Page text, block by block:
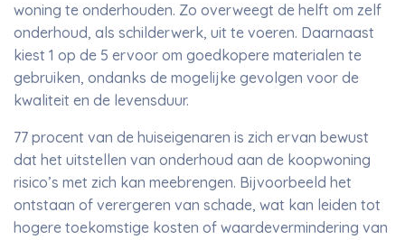
woning te onderhouden. Zo overweegt de helft om zelf
onderhoud, als schilderwerk, uit te voeren. Daarnaast
kiest 1 op de 5 ervoor om goedkopere materialen te
gebruiken, ondanks de mogelijke gevolgen voor de
kwaliteit en de levensduur.
77 procent van de huiseigenaren is zich ervan bewust
dat het uitstellen van onderhoud aan de koopwoning
risico’s met zich kan meebrengen. Bijvoorbeeld het
ontstaan of verergeren van schade, wat kan leiden tot
hogere toekomstige kosten of waardevermindering van